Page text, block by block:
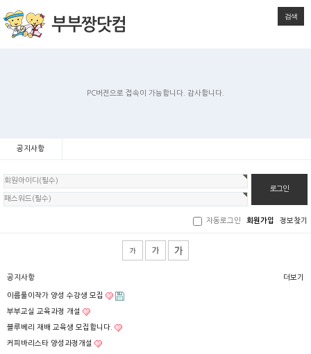
검색
PC버전으로 접속이 가능합니다. 감사합니다.
공지사항
회
원
로
그
자동로그인 회원가입 정보찾기
공지사항
이름풀이작가 양성 수강생 모집
부부교실 교육과정 개설
블루베리 재배 교육생 모집합니다.
커피바리스타 양성과정개설
더보기